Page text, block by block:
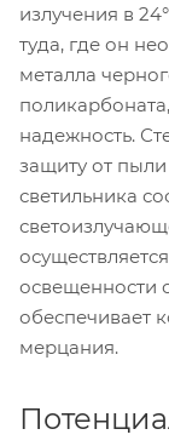
излучения в
туда, где он
металла
надежность.
защиту от
светильника
освещенности
обеспечивает
мерцания.